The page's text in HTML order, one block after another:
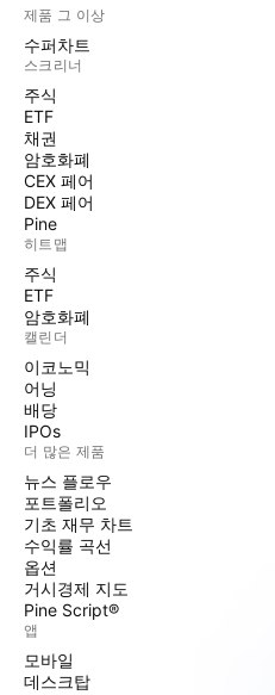
제품 그 이상
수퍼차트
스크리너
주식
ETF
채권
암호화폐
CEX 페어
DEX 페어
Pine
히트맵
주식
ETF
암호화폐
캘린더
이코노믹
어닝
배당
IPOs
더 많은 제품
뉴스 플로우
포트폴리오
기초 재무 차트
수익률 곡선
옵션
거시경제 지도
Pine Script®
앱
모바일
데스크탑